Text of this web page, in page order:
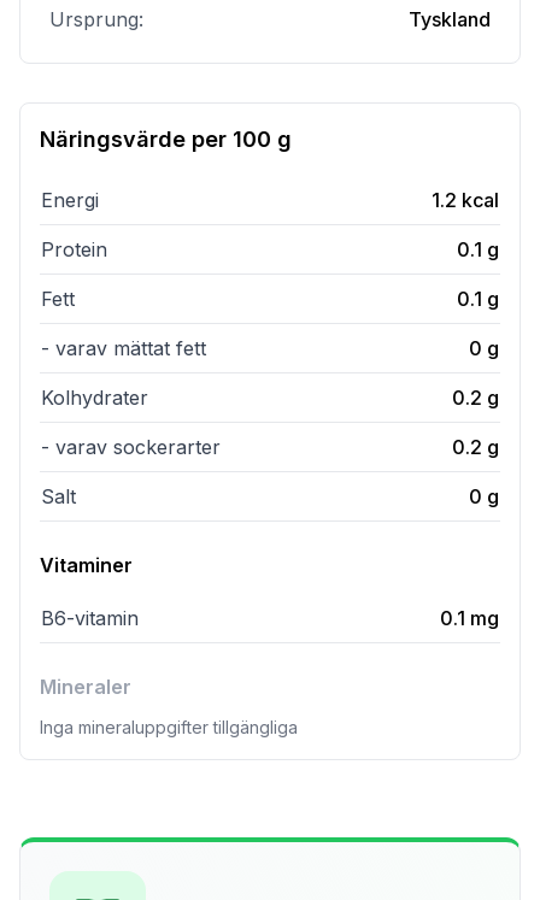
Ursprung:
Tyskland
Näringsvärde per 100 g
Energi 1.2 kcal
Protein 0.1 g
Fett 0.1 g
- varav mättat fett 0 g
Kolhydrater 0.2 g
- varav sockerarter 0.2 g
Salt 0 g
Vitaminer
B6-vitamin 0.1 mg
Mineraler
Inga mineraluppgifter tillgängliga